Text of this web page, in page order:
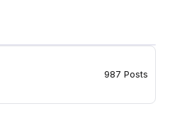
987 Posts